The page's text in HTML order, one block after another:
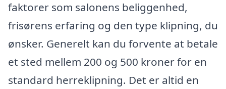
faktorer som salonens beliggenhed,
frisørens erfaring og den type klipning, du
ønsker. Generelt kan du forvente at betale
et sted mellem 200 og 500 kroner for en
standard herreklipning. Det er altid en